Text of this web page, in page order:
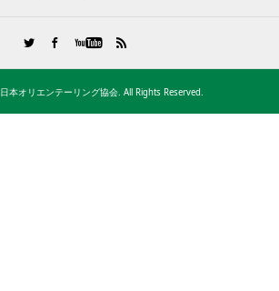
日本オリエンテーリング協会. All Rights Reserved.